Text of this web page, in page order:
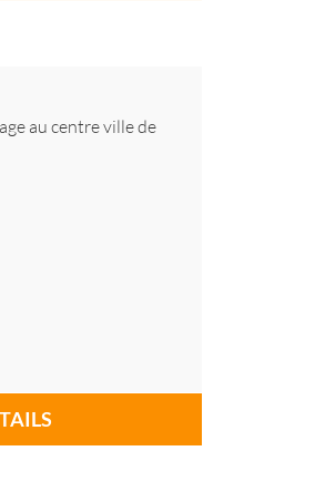
au centre ville de